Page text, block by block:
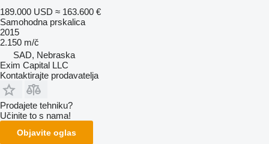
189.000 USD ≈ 163.600 €
Samohodna prskalica
2015
2.150 m/č
SAD, Nebraska
Exim Capital LLC
Kontaktirajte prodavatelja
Prodajete tehniku?
Učinite to s nama!
Objavite oglas